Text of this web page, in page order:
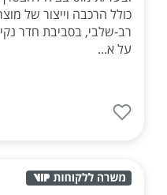
כולל הרכבה וייצור של
על א...